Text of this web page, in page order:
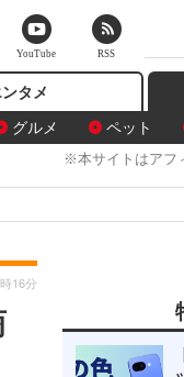
タメ
グルメ
ペット
※本サイトはアフ
16分
YouTube RSS